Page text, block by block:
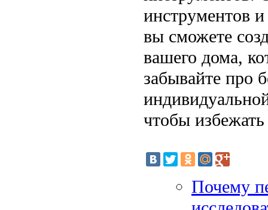
инструментов
вы сможете
вашего дома,
забывайте про
чтобы
Почему